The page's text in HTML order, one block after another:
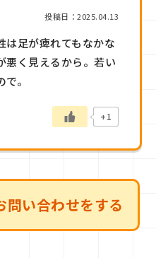
投稿日：2025.04.13
は足が痺れてもなかな
悪く見えるから。若い
。
+1
問い合わせをする